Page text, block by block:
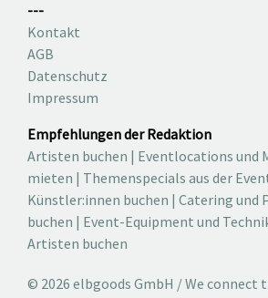
---
Kontakt
AGB
Datenschutz
Impressum
Empfehlungen der Redaktion
Artisten buchen | Eventlocations und
mieten | Themenspecials aus der
Künstler:innen buchen | Catering und
buchen | Event-Equipment und
Artisten buchen
© 2026 elbgoods GmbH / We connect